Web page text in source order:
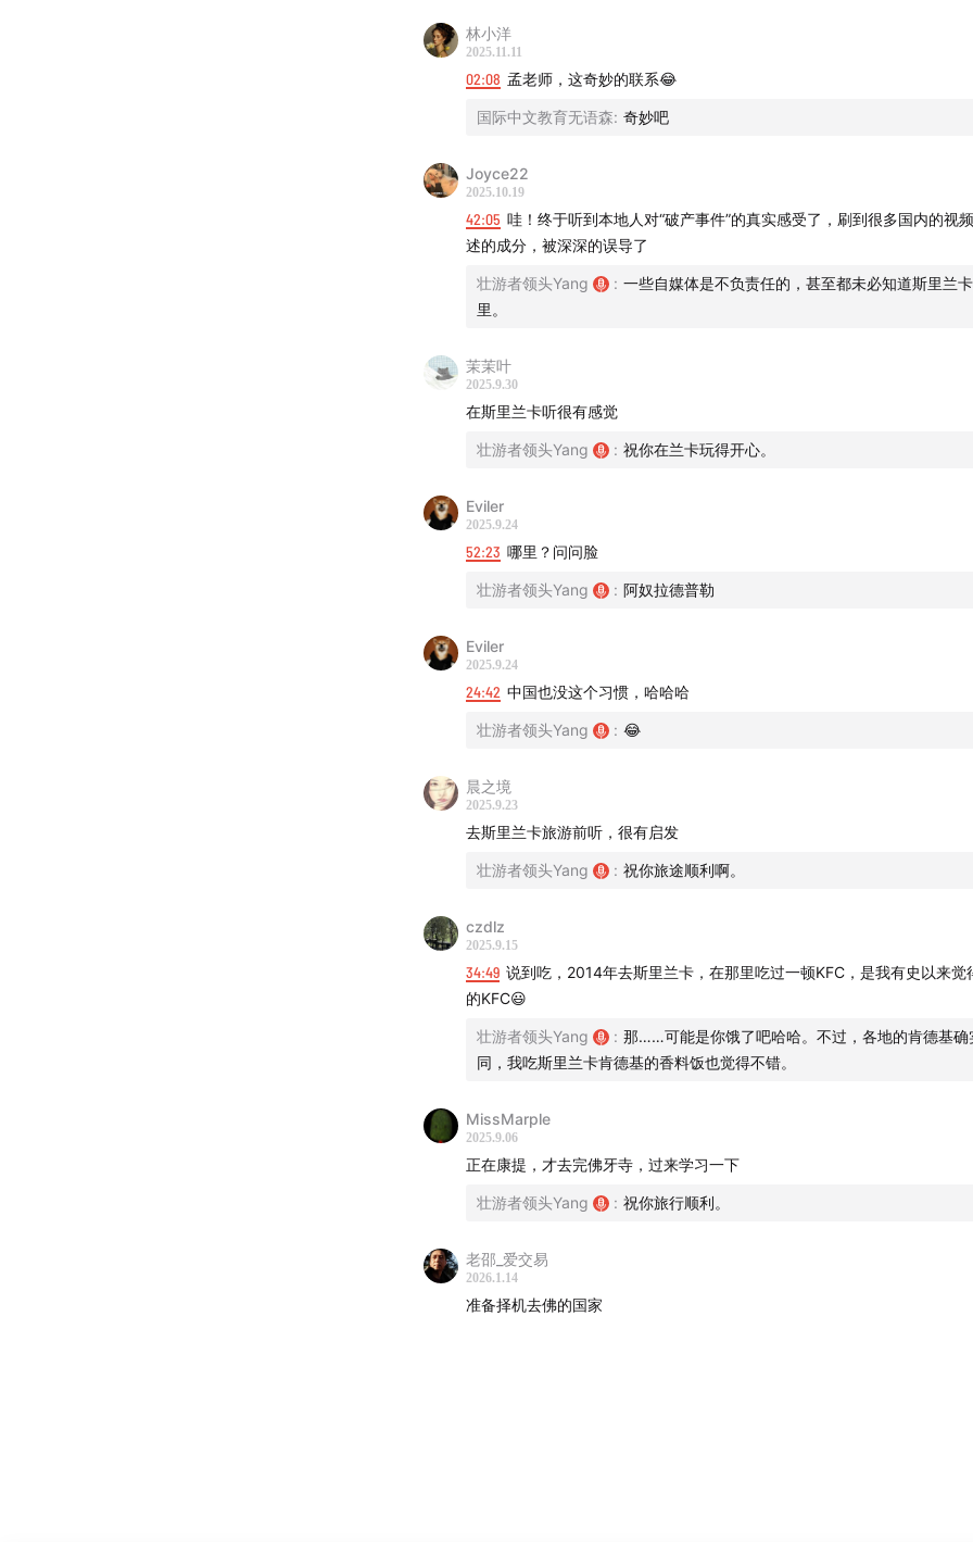
1、商务合作请邮件至zhuangyouzhe@126.com,或者添加微信
“zhuangyouzhe2018”
2、请通过ZFB账号zhuangyouzhe@126.com对“壮游者”进行赞
章里呈现)下方的“喜欢作者”以及节目下方的“赞赏”对单期节目进
行赞助。
3、请订阅、转发、评论和点赞节目，并在你使用的收听平台为
“壮游者”专辑打五星好评。加听友群可微信添
加"zhuangyouzhe2018"，与主播和听友直接交流。谢谢你，让
林小洋
2025.11.11
02:08 孟老师，这奇妙的联系😂
国际中文教育无语森: 奇妙吧
Joyce22
2025.10.19
42:05 哇！终于听到本地人对“破产事件”的真实感受了，刷到很多国内的视
述的成分，被深深的误导了
壮游者领头Yang : 一些自媒体是不负责任的，甚至都未必知道斯里兰
里。
茉茉叶
2025.9.30
在斯里兰卡听很有感觉
壮游者领头Yang : 祝你在兰卡玩得开心。
Eviler
2025.9.24
52:23 哪里？问问脸
壮游者领头Yang : 阿奴拉德普勒
Eviler
2025.9.24
24:42 中国也没这个习惯，哈哈哈
壮游者领头Yang : 😂
晨之境
2025.9.23
去斯里兰卡旅游前听，很有启发
壮游者领头Yang : 祝你旅途顺利啊。
czdlz
2025.9.15
34:49 说到吃，2014年去斯里兰卡，在那里吃过一顿KFC，是我有史以来觉
的KFC😃
壮游者领头Yang : 那……可能是你饿了吧哈哈。不过，各地的肯德基确
同，我吃斯里兰卡肯德基的香料饭也觉得不错。
MissMarple
2025.9.06
正在康提，才去完佛牙寺，过来学习一下
壮游者领头Yang : 祝你旅行顺利。
老邵_爱交易
2026.1.14
准备择机去佛的国家